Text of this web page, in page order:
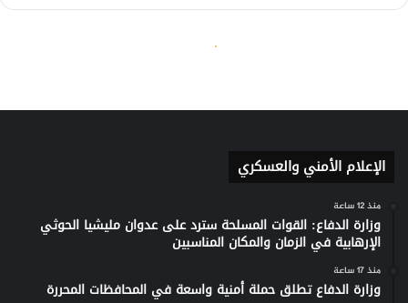
الإعلام الأمني والعسكري
منذ 12 ساعة
وزارة الدفاع: القوات المسلحة سترد على عدوان مليشيا الحوثي
الإرهابية في الزمان والمكان المناسبين
منذ 17 ساعة
وزارة الدفاع تطلق حملة أمنية واسعة في المحافظات المحررة